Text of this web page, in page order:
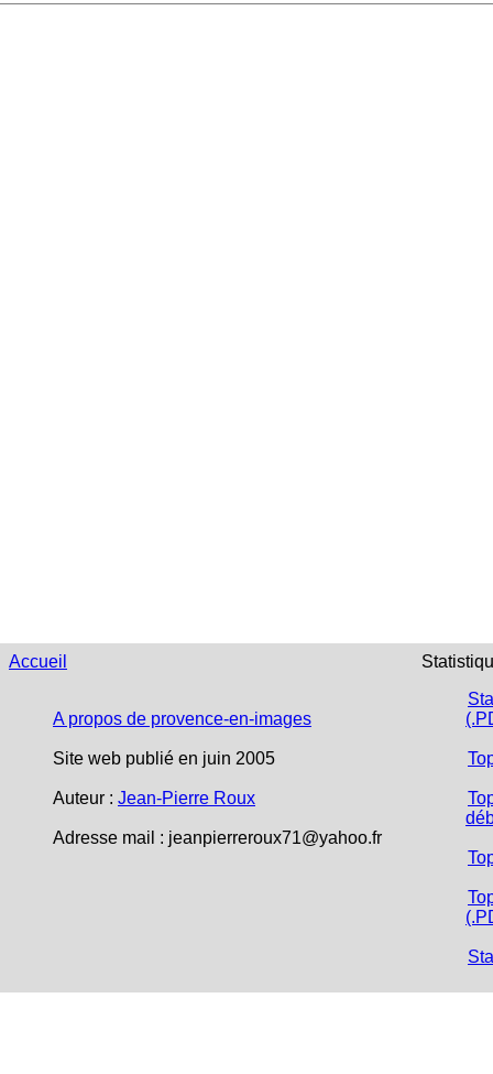
Accueil
A propos de provence-en-images
Site web publié en juin 2005
Auteur : Jean-Pierre Roux
Adresse mail : jeanpierreroux71@yahoo.fr